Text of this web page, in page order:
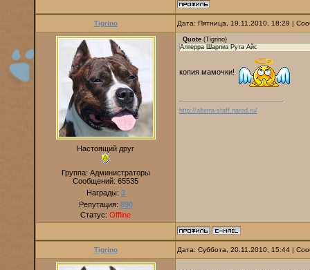
Tigrino Дата: Пятница, 19.11.2010, 18:29 |
Настоящий друг
Группа: Администраторы
Сообщений: 65535
Награды: 3
Репутация: 890
Статус: Offline
Quote (Tigrino)
Алтерра Шарлиз Рута Айс
копия мамочки!
http://alterra-staff.narod.ru/
Tigrino Дата: Суббота, 20.11.2010, 15:44 |